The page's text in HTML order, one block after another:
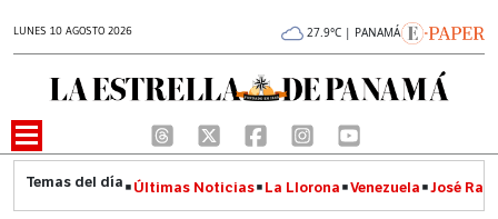
LUNES 10 AGOSTO 2026 27.9°C | PANAMÁ
Últimas Noticias La Llorona Venezuela José